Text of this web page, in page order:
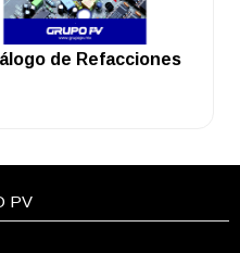
.
de Refacciones
PV